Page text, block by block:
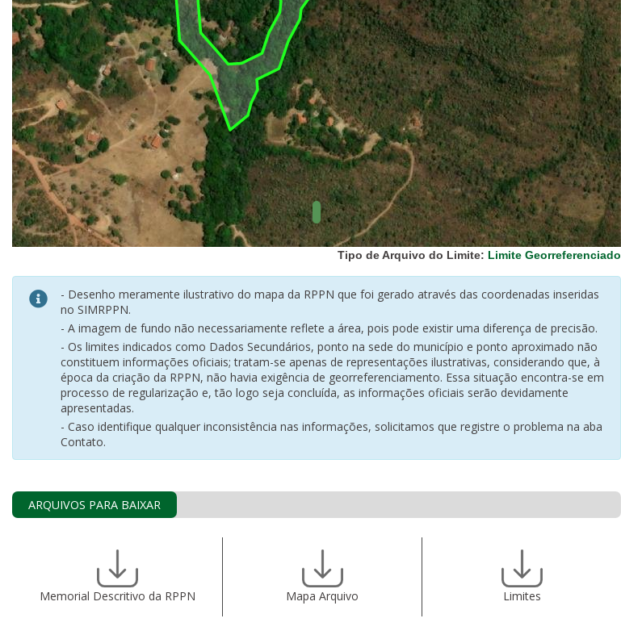
Hidrografia
1:1.000.000
(ANA)
Biomas
(IBGE)
Vegetação
(IBGE)
Rodovias
(IBGE)
Relevo
(IBGE)
Tipo de Arquivo do Limite: Limite Georreferenciado
- Desenho meramente ilustrativo do mapa da RPPN que foi gerado através das coordenadas inseridas
no SIMRPPN.
- A imagem de fundo não necessariamente reflete a área, pois pode existir uma diferença de precisão.
- Os limites indicados como Dados Secundários, ponto na sede do município e ponto aproximado não
constituem informações oficiais; tratam-se apenas de representações ilustrativas, considerando que, à
época da criação da RPPN, não havia exigência de georreferenciamento. Essa situação encontra-se em
processo de regularização e, tão logo seja concluída, as informações oficiais serão devidamente
apresentadas.
- Caso identifique qualquer inconsistência nas informações, solicitamos que registre o problema na aba
Contato.
ARQUIVOS PARA BAIXAR
Memorial Descritivo da RPPN Mapa Arquivo Limites